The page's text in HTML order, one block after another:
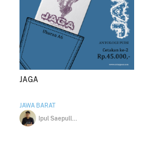
JAGA
JAWA BARAT